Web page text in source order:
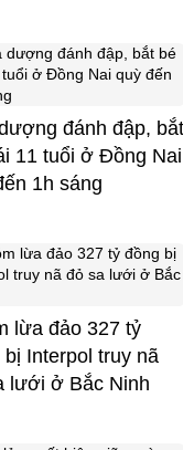
đánh đập, bắt
11 tuổi ở Đồng Nai
1h sáng
lừa đảo 327 tỷ
bị Interpol truy nã
lưới ở Bắc Ninh